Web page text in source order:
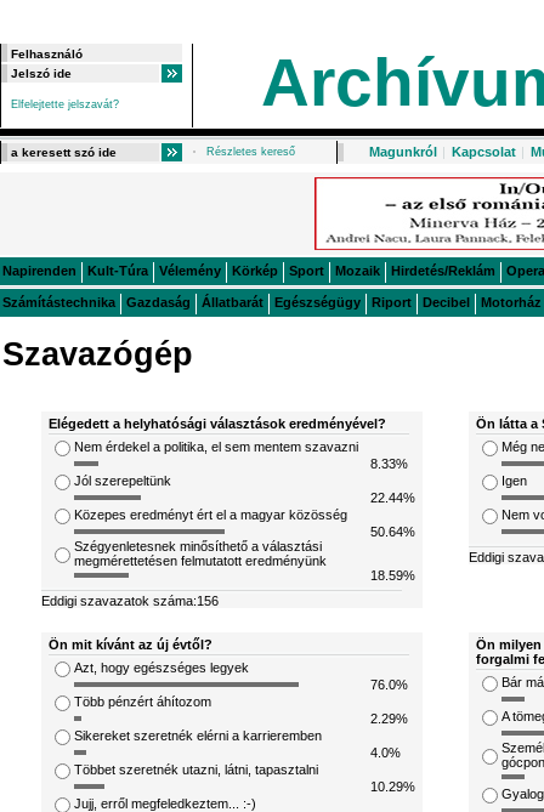
Elfelejtette jelszavát?
Részletes kereső Magunkról | Kapcsolat |
Napirenden Kult-Túra Vélemény Körkép Sport Mozaik Hirdetés/Reklám Opera
Számítástechnika Gazdaság Állatbarát Egészségügy Riport Decibel Motorház
Szavazógép
Elégedett a helyhatósági választások eredményével?
Nem érdekel a politika, el sem mentem szavazni
8.33%
Jól szerepeltünk
22.44%
Közepes eredményt ért el a magyar közösség
50.64%
Szégyenletesnek minősíthető a választási
megmérettetésen felmutatott eredményünk
18.59%
Eddigi szavazatok száma:156
Ön látta a
Még
Igen
Nem
Eddigi
Ön mit kívánt az új évtől?
Azt, hogy egészséges legyek
76.0%
Több pénzért áhítozom
2.29%
Sikereket szeretnék elérni a karrieremben
4.0%
Többet szeretnék utazni, látni, tapasztalni
10.29%
Jujj, erről megfeledkeztem... :-)
Ön
forgalmi
Bár
A